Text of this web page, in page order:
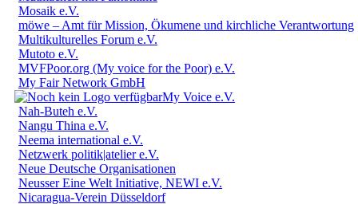
Mosaik e.V.
möwe – Amt für Mission, Ökumene und kirchliche Verantwortung
Multikulturelles Forum e.V.
Mutoto e.V.
MVFPoor.org (My voice for the Poor) e.V.
My Fair Network GmbH
My Voice e.V.
Nah-Buteh e.V.
Nangu Thina e.V.
Neema international e.V.
Netzwerk politik|atelier e.V.
Neue Deutsche Organisationen
Neusser Eine Welt Initiative, NEWI e.V.
Nicaragua-Verein Düsseldorf